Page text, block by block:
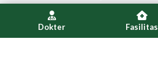
Dokter Fasilitas